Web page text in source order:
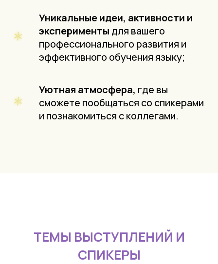
Уникальные идеи, активности и
эксперименты для вашего
профессионального развития и
эффективного обучения языку;
Уютная атмосфера, где вы
сможете пообщаться со спикерами
и познакомиться с коллегами.
ТЕМЫ ВЫСТУПЛЕНИЙ И
СПИКЕРЫ